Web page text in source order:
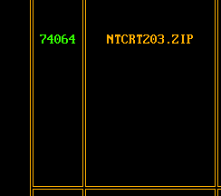
74064 NTCRT203.ZIP